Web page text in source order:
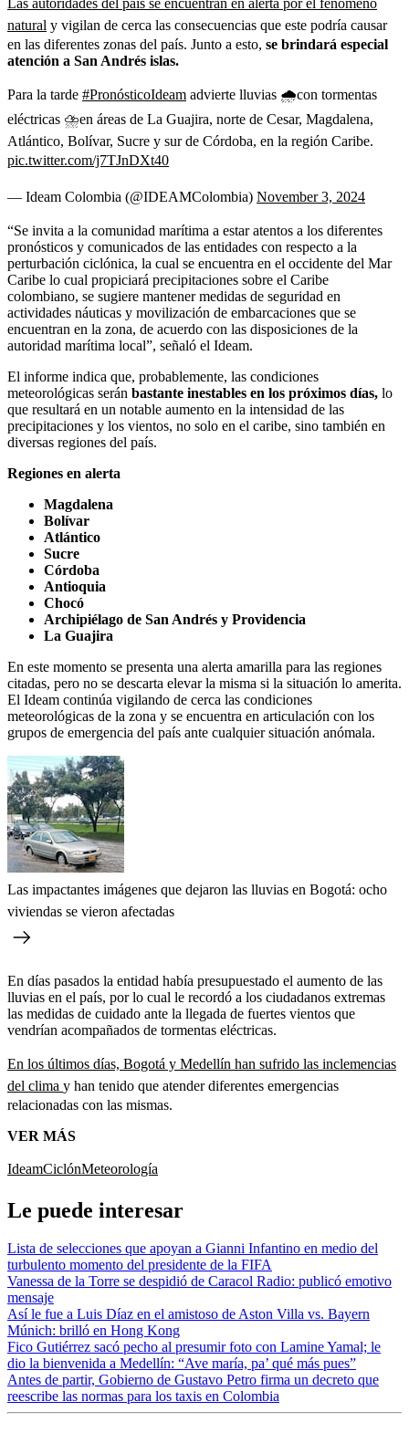
natural y vigilan de cerca las consecuencias que este podría causar
en las diferentes zonas del país. Junto a esto, se brindará especial
atención a San Andrés islas.
Para la tarde #PronósticoIdeam advierte lluvias 🌧️con tormentas
eléctricas ⛈️en áreas de La Guajira, norte de Cesar, Magdalena,
Atlántico, Bolívar, Sucre y sur de Córdoba, en la región Caribe.
pic.twitter.com/j7TJnDXt40
— Ideam Colombia (@IDEAMColombia) November 3, 2024
“Se invita a la comunidad marítima a estar atentos a los diferentes
pronósticos y comunicados de las entidades con respecto a la
perturbación ciclónica, la cual se encuentra en el occidente del Mar
Caribe lo cual propiciará precipitaciones sobre el Caribe
colombiano, se sugiere mantener medidas de seguridad en
actividades náuticas y movilización de embarcaciones que se
encuentran en la zona, de acuerdo con las disposiciones de la
autoridad marítima local”, señaló el Ideam.
El informe indica que, probablemente, las condiciones
meteorológicas serán bastante inestables en los próximos días, lo
que resultará en un notable aumento en la intensidad de las
precipitaciones y los vientos, no solo en el caribe, sino también en
diversas regiones del país.
Regiones en alerta
Magdalena
Bolívar
Atlántico
Sucre
Córdoba
Antioquia
Chocó
Archipiélago de San Andrés y Providencia
La Guajira
En este momento se presenta una alerta amarilla para las regiones
citadas, pero no se descarta elevar la misma si la situación lo amerita.
El Ideam continúa vigilando de cerca las condiciones
meteorológicas de la zona y se encuentra en articulación con los
grupos de emergencia del país ante cualquier situación anómala.
Las impactantes imágenes que dejaron las lluvias en Bogotá: ocho
viviendas se vieron afectadas
En días pasados la entidad había presupuestado el aumento de las
lluvias en el país, por lo cual le recordó a los ciudadanos extremas
las medidas de cuidado ante la llegada de fuertes vientos que
vendrían acompañados de tormentas eléctricas.
En los últimos días, Bogotá y Medellín han sufrido las inclemencias
del clima y han tenido que atender diferentes emergencias
relacionadas con las mismas.
VER MÁS
IdeamCiclónMeteorología
Le puede interesar
Lista de selecciones que apoyan a Gianni Infantino en medio del
turbulento momento del presidente de la FIFA
Vanessa de la Torre se despidió de Caracol Radio: publicó emotivo
mensaje
Así le fue a Luis Díaz en el amistoso de Aston Villa vs. Bayern
Múnich: brilló en Hong Kong
Fico Gutiérrez sacó pecho al presumir foto con Lamine Yamal; le
dio la bienvenida a Medellín: “Ave maría, pa’ qué más pues”
Antes de partir, Gobierno de Gustavo Petro firma un decreto que
reescribe las normas para los taxis en Colombia